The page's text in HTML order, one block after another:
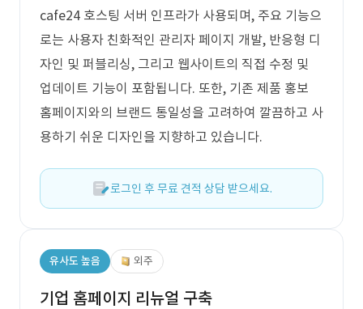
cafe24 호스팅 서버 인프라가 사용되며, 주요 기능으
로는 사용자 친화적인 관리자 페이지 개발, 반응형 디
자인 및 퍼블리싱, 그리고 웹사이트의 직접 수정 및
업데이트 기능이 포함됩니다. 또한, 기존 제품 홍보
홈페이지와의 브랜드 통일성을 고려하여 깔끔하고 사
용하기 쉬운 디자인을 지향하고 있습니다.
로그인 후 무료 견적 상담 받으세요.
유사도 높음 외주
기업 홈페이지 리뉴얼 구축